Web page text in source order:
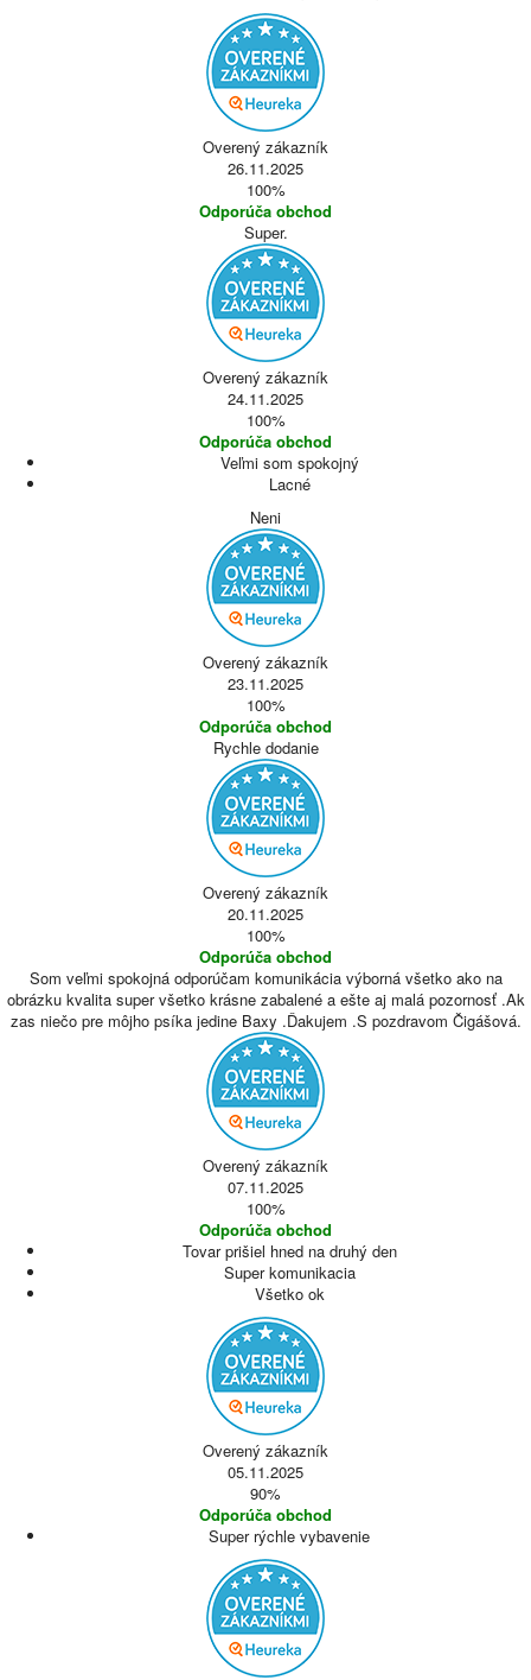
Overený zákazník
26.11.2025
100%
Odporúča obchod
Super.
Overený zákazník
24.11.2025
100%
Odporúča obchod
Veľmi som spokojný
Lacné
Neni
Overený zákazník
23.11.2025
100%
Odporúča obchod
Rychle dodanie
Overený zákazník
20.11.2025
100%
Odporúča obchod
Som veľmi spokojná odporúčam komunikácia výborná všetko ako na
obrázku kvalita super všetko krásne zabalené a ešte aj malá pozornosť .Ak
zas niečo pre môjho psíka jedine Baxy .Ďakujem .S pozdravom Čigášová.
Overený zákazník
07.11.2025
100%
Odporúča obchod
Tovar prišiel hned na druhý den
Super komunikacia
Všetko ok
Overený zákazník
05.11.2025
90%
Odporúča obchod
Super rýchle vybavenie